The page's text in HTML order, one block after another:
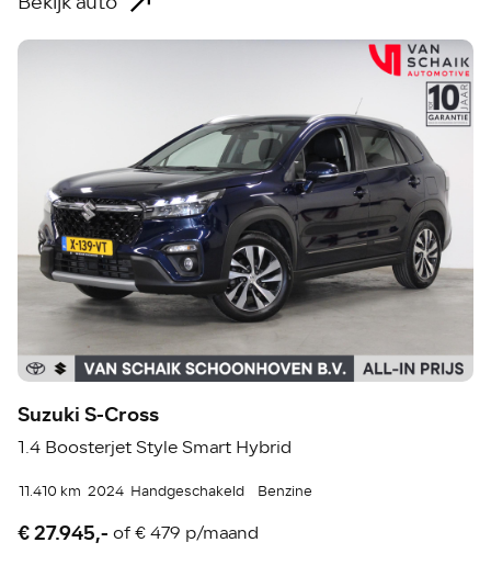
Suzuki S-Cross
1.4 Boosterjet Style Smart Hybrid
11.410 km 2024 Handgeschakeld Benzine
€ 27.945,- of€ 479 p/maand